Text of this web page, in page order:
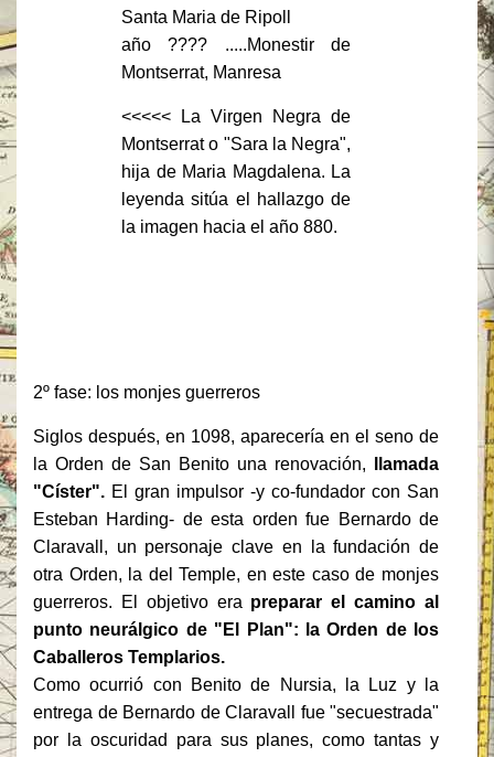
Santa Maria de Ripoll
año ???? .....Monestir de
Montserrat, Manresa
<<<<< La Virgen Negra de
Montserrat o "Sara la Negra",
hija de Maria Magdalena. La
leyenda sitúa el hallazgo de
la imagen hacia el año 880.
2º fase: los monjes guerreros
Siglos después, en 1098, aparecería en el seno de
la Orden de San Benito una renovación, llamada
"Císter". El gran impulsor -y co-fundador con San
Esteban Harding- de esta orden fue Bernardo de
Claravall, un personaje clave en la fundación de
otra Orden, la del Temple, en este caso de monjes
guerreros. El objetivo era preparar el camino al
punto neurálgico de "El Plan": la Orden de los
Caballeros Templarios.
Como ocurrió con Benito de Nursia, la Luz y la
entrega de Bernardo de Claravall fue "secuestrada"
por la oscuridad para sus planes, como tantas y